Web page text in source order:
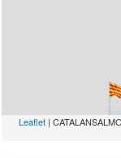
Leaflet |